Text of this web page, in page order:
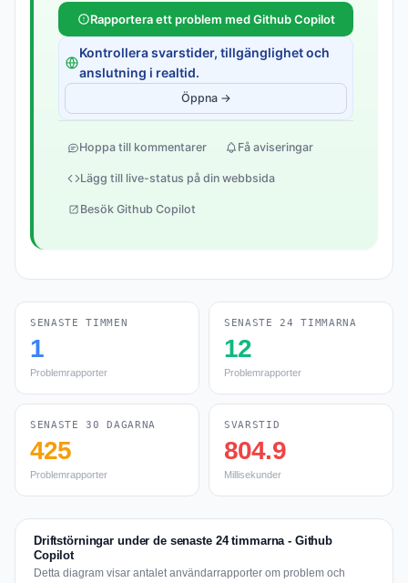
Rapportera ett problem med Github Copilot
Kontrollera svarstider, tillgänglighet och
anslutning i realtid.
Öppna →
Hoppa till kommentarer Få aviseringar
Lägg till live-status på din webbsida
Besök Github Copilot
SENASTE TIMMEN
1
Problemrapporter
SENASTE 24 TIMMARNA
12
Problemrapporter
SENASTE 30 DAGARNA
425
Problemrapporter
SVARSTID
804.9
Millisekunder
Driftstörningar under de senaste 24 timmarna - Github
Copilot
Detta diagram visar antalet användarrapporter om problem och